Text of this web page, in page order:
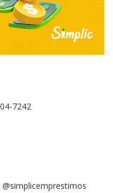
7242